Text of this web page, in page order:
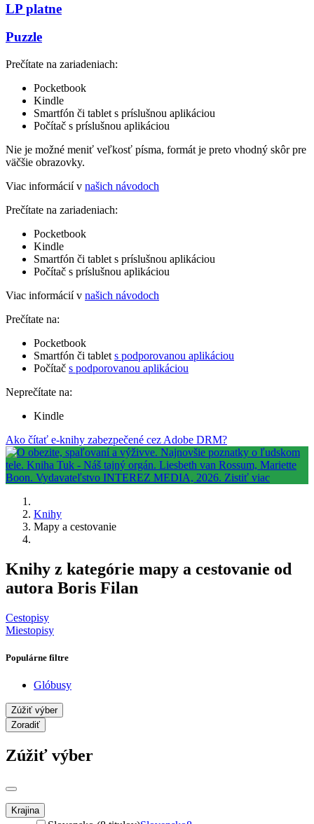
LP platne
Puzzle
Prečítate na zariadeniach:
Pocketbook
Kindle
Smartfón či tablet s príslušnou aplikáciou
Počítač s príslušnou aplikáciou
Nie je možné meniť veľkosť písma, formát je preto vhodný skôr pre
väčšie obrazovky.
Viac informácií v našich návodoch
Prečítate na zariadeniach:
Pocketbook
Kindle
Smartfón či tablet s príslušnou aplikáciou
Počítač s príslušnou aplikáciou
Viac informácií v našich návodoch
Prečítate na:
Pocketbook
Smartfón či tablet s podporovanou aplikáciou
Počítač s podporovanou aplikáciou
Neprečítate na:
Kindle
Ako čítať e-knihy zabezpečené cez Adobe DRM?
Knihy
Mapy a cestovanie
Knihy z kategórie mapy a cestovanie od
autora Boris Filan
Cestopisy
Miestopisy
Populárne filtre
Glóbusy
Zúžiť výber
Zoradiť
Zúžiť výber
Krajina